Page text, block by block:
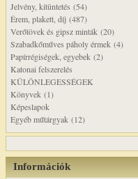
Jelvény, kitüntetés (54)
Érem, plakett, díj (487)
Verőtövek és gipsz minták (20)
Szabadkőműves páholy érmek (4)
Papírrégiségek, egyebek (2)
Katonai felszerelés
KÜLÖNLEGESSÉGEK
Könyvek (1)
Képeslapok
Egyéb műtárgyak (12)
Információk